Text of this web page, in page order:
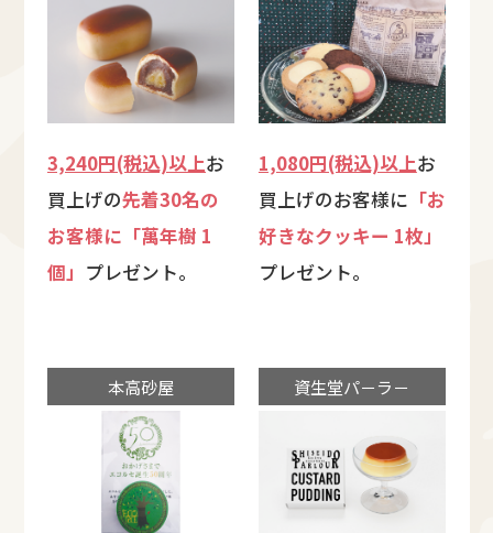
3,240円(税込)以上お
買上げの先着30名の
お客様に「萬年樹 1
個」 プレゼント。
1,080円(税込)以上お
買上げのお客様に 「お
好きなクッキー 1枚」
プレゼント。
本高砂屋 資生堂パ－ラ－